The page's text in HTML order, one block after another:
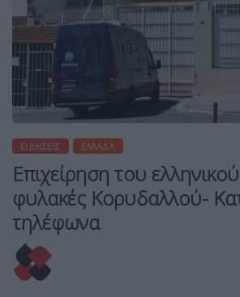
ΕΙΔΉΣΕΙΣ ΕΛΛΆΔΑ
Επιχείρηση του
φυλακές Κορυδαλλού-
τηλέφωνα